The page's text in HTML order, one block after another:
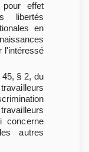
effet
libertés
en
l'intéressé
§ 2, du
concerne
autres